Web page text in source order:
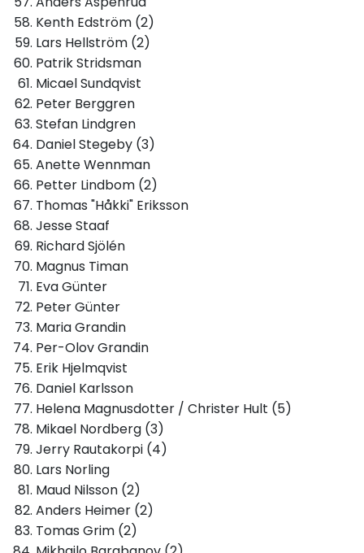
Kenth Edström (2)
Lars Hellström (2)
Patrik Stridsman
Micael Sundqvist
Peter Berggren
Stefan Lindgren
Daniel Stegeby (3)
Anette Wennman
Petter Lindbom (2)
Thomas "Håkki" Eriksson
Jesse Staaf
Richard Sjölén
Magnus Timan
Eva Günter
Peter Günter
Maria Grandin
Per-Olov Grandin
Erik Hjelmqvist
Daniel Karlsson
Helena Magnusdotter / Christer Hult (5)
Mikael Nordberg (3)
Jerry Rautakorpi (4)
Lars Norling
Maud Nilsson (2)
Anders Heimer (2)
Tomas Grim (2)